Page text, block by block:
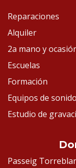
Reparaciones
Alquiler
2a mano y
Escuelas
Formación
Equipos de sonido
Estudio de
Passeig